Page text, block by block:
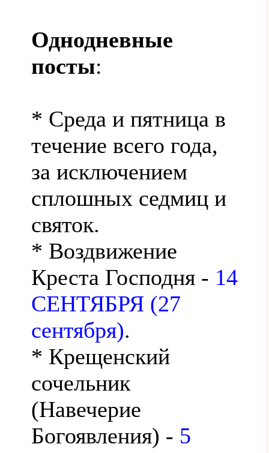
Однодневные
посты:
* Среда и пятница в
течение всего года,
за исключением
сплошных седмиц и
святок.
* Воздвижение
Креста Господня - 14
СЕНТЯБРЯ (27
сентября).
* Крещенский
сочельник
(Навечерие
Богоявления) - 5